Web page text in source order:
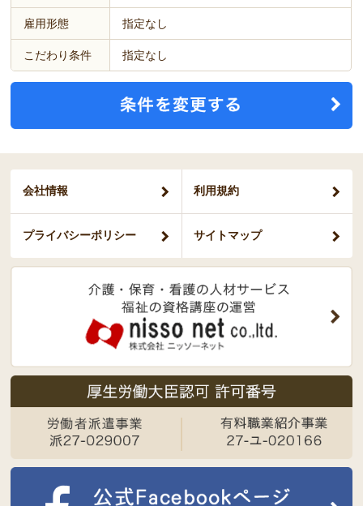
雇用形態 指定なし
こだわり条件 指定なし
会社情報 利用規約
プライバシーポリシー サイトマップ